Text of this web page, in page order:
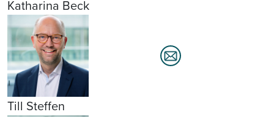
Katharina Beck
Till Steffen